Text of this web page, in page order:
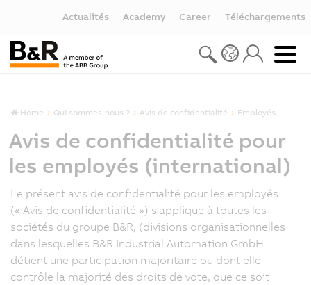
Actualités Academy Career Téléchargements
Home Qui sommes-nous ? Avis de confidentialité Employés
Avis de confidentialité pour
les employés (international)
Le présent avis de confidentialité pour les employés
(« Avis de confidentialité ») s'applique à toutes les
sociétés du groupe B&R, (divisions organisationnelles
dans lesquelles B&R Industrial Automation GmbH
détient une participation majoritaire ou dont elle
contrôle la majorité des droits de vote, que ce soit